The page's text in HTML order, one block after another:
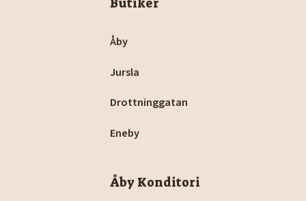
Åby
Jursla
Drottninggatan
Eneby
Åby Konditori